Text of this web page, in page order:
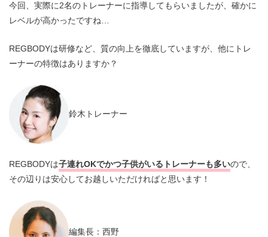
今回、実際に2名のトレーナーに指導してもらいましたが、確かに
レベルが高かったですね…
REGBODYは研修など、質の向上を徹底していますが、他にトレ
ーナーの特徴はありますか？
鈴木トレーナー
REGBODYは子連れOKでかつ子供がいるトレーナーも多いので、
その辺りは安心してお越しいただければと思います！
編集長：西野